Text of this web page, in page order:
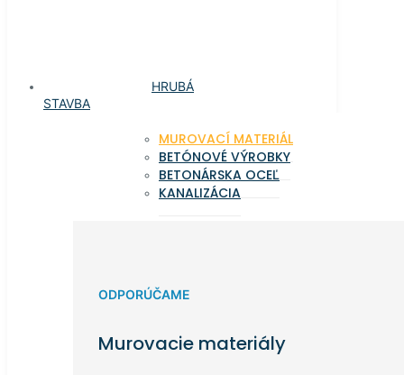
HRUBÁ
STAVBA
MUROVACÍ MATERIÁL
BETÓNOVÉ VÝROBKY
BETONÁRSKA OCEĽ
KANALIZÁCIA
ODPORÚČAME
Murovacie materiály